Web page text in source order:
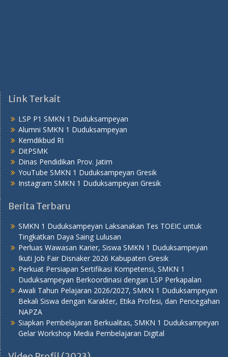
Link Terkait
LSP P1 SMKN 1 Duduksampeyan
Alumni SMKN 1 Duduksampeyan
Kemdikbud RI
DitPSMK
Dinas Pendidikan Prov. Jatim
YouTube SMKN 1 Duduksampeyan Gresik
Instagram SMKN 1 Duduksampeyan Gresik
Berita Terbaru
SMKN 1 Duduksampeyan Laksanakan Tes TOEIC untuk
Tingkatkan Daya Saing Lulusan
Perluas Wawasan Karier, Siswa SMKN 1 Duduksampeyan
Ikuti Job Fair Disnaker 2026 Kabupaten Gresik
Perkuat Persiapan Sertifikasi Kompetensi, SMKN 1
Duduksampeyan Berkoordinasi dengan LSP Perkapalan
Awali Tahun Pelajaran 2026/2027, SMKN 1 Duduksampeyan
Bekali Siswa dengan Karakter, Etika Profesi, dan Pencegahan
NAPZA
Siapkan Pembelajaran Berkualitas, SMKN 1 Duduksampeyan
Gelar Workshop Media Pembelajaran Digital